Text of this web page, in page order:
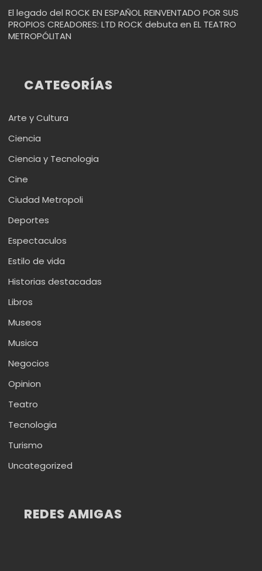
El legado del ROCK EN ESPAÑOL REINVENTADO POR SUS
PROPIOS CREADORES: LTD ROCK debuta en EL TEATRO
METROPÓLITAN
CATEGORÍAS
Arte y Cultura
Ciencia
Ciencia y Tecnologia
Cine
Ciudad Metropoli
Deportes
Espectaculos
Estilo de vida
Historias destacadas
Libros
Museos
Musica
Negocios
Opinion
Teatro
Tecnologia
Turismo
Uncategorized
REDES AMIGAS